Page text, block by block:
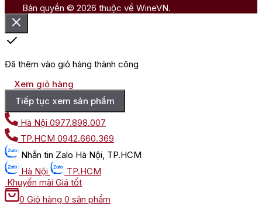
Hộp quà rượu
Chivas Regal là dòng rượu Whisky
Scotland, được biết đến nhờ vào sự hòa quyện hoàn hảo giữa
hương vị mượt mà và đẳng cấp. Giỏ quà Tết với
mang đến nét thanh lịch và quý phái, là món quà tuyệt vời để
thể hiện sự tôn trọng, đặc biệt thích hợp để tặng đối tác, sếp
hoặc những người có phong cách sống tinh tế. Bạn có thể
chọn những phiên bản nổi bật như
21,…
Giỏ quà Tết rượu Chivas có thể kết hợp với các món ăn nhẹ
cao cấp như chocolate, hạt điều hoặc bánh quy nhập khẩu, sẽ
mang đến một trải nghiệm Tết hoàn mỹ. Sản phẩm được đóng
gói trong hộp quà hoặc giỏ quà thiết kế đẹp mắt, tạo nên một
Bản quyền © 2026 thuộc về WineVN.
Đã thêm vào giỏ hàng thành công
Xem giỏ hàng
Tiếp tục xem sản phẩm
Hà Nội 0977.898.007
TP.HCM 0942.660.369
Nhắn tin Zalo Hà Nội, TP.HCM
Hà Nội
TP.HCM
Khuyến mãi Giá tốt
0 Giỏ hàng 0 sản phẩm